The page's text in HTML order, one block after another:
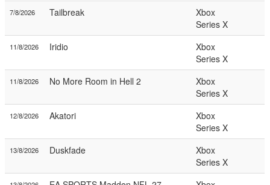
7/8/2026 Tailbreak
Xbox
Series X
11/8/2026 Iridio
Xbox
Series X
11/8/2026 No More Room in Hell 2
Xbox
Series X
12/8/2026 Akatori
Xbox
Series X
13/8/2026 Duskfade
Xbox
Series X